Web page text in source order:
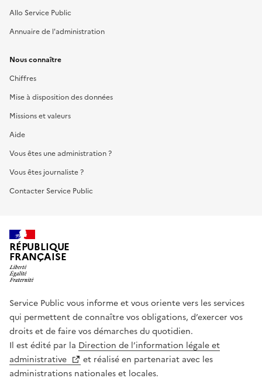
Allo Service Public
Annuaire de l'administration
Nous connaître
Chiffres
Mise à disposition des données
Missions et valeurs
Aide
Vous êtes une administration ?
Vous êtes journaliste ?
Contacter Service Public
RÉPUBLIQUE
FRANÇAISE
Service Public vous informe et vous oriente vers les services
qui permettent de connaître vos obligations, d’exercer vos
droits et de faire vos démarches du quotidien.
Il est édité par la Direction de l’information légale et
administrative
et réalisé en partenariat avec les
administrations nationales et locales.